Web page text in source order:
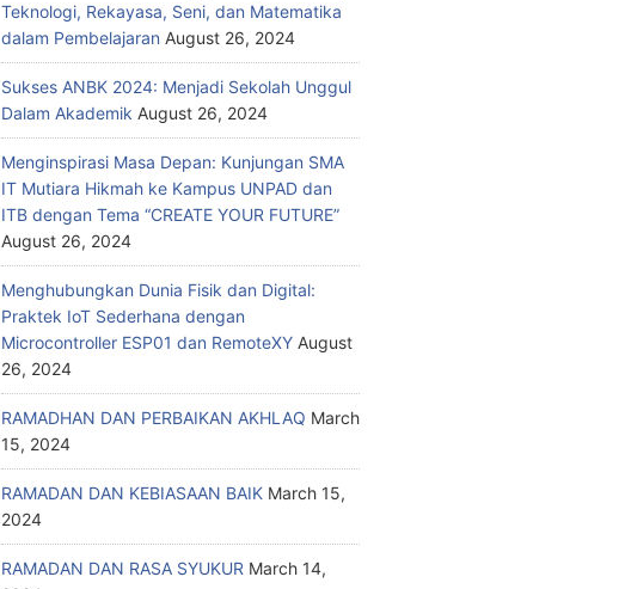
Teknologi, Rekayasa, Seni, dan Matematika
dalam Pembelajaran August 26, 2024
Sukses ANBK 2024: Menjadi Sekolah Unggul
Dalam Akademik August 26, 2024
Menginspirasi Masa Depan: Kunjungan SMA
IT Mutiara Hikmah ke Kampus UNPAD dan
ITB dengan Tema “CREATE YOUR FUTURE”
August 26, 2024
Menghubungkan Dunia Fisik dan Digital:
Praktek IoT Sederhana dengan
Microcontroller ESP01 dan RemoteXY August
26, 2024
RAMADHAN DAN PERBAIKAN AKHLAQ March
15, 2024
RAMADAN DAN KEBIASAAN BAIK March 15,
2024
RAMADAN DAN RASA SYUKUR March 14,